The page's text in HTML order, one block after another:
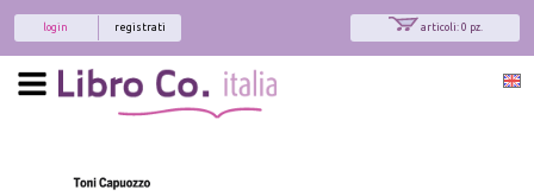
articoli: 0 pz.
registrati
login